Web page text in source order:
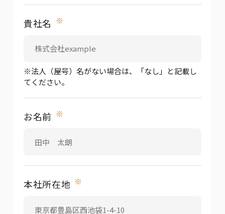
貴社名 ※
※法人（屋号）名がない場合は、「なし」と記載し
てください。
お名前 ※
本社所在地 ※